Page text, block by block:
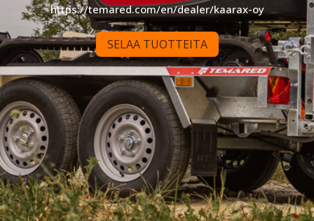
https://temared.com/en/dealer/kaarax-oy
SELAA TUOTTEITA